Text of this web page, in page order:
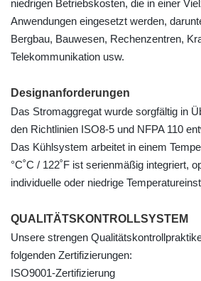
niedrigen Betriebskosten, die in einer
Anwendungen eingesetzt werden,
Bergbau, Bauwesen, Rechenzentren,
Telekommunikation usw.
Designanforderungen
Das Stromaggregat wurde sorgfältig in
den Richtlinien ISO8-5 und NFPA 110
Das Kühlsystem arbeitet in einem
°C˚C / 122˚F ist serienmäßig integriert,
individuelle oder niedrige
QUALITÄTSKONTROLLSYSTEM
Unsere strengen
folgenden Zertifizierungen:
ISO9001-Zertifizierung